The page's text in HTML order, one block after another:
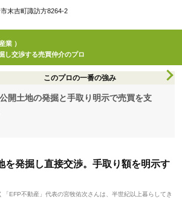
末吉町諏訪方8264-2
業 ）
し交渉する売買仲介のプロ
このプロの一番の強み
開土地の発掘と手取り明示で売買を支
を発掘し直接交渉。手取り額を明示す
EFP不動産」代表の宮牧佑次さんは、半世紀以上暮らしてき